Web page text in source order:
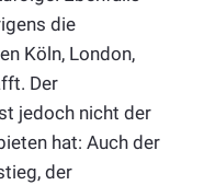
die
Köln, London,
Der
jedoch nicht der
hat: Auch der
der